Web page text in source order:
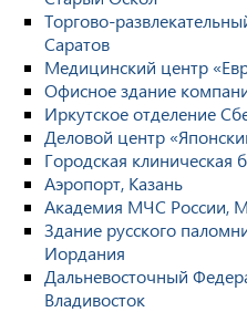
Торгово-
Саратов
Медицинский центр
Офисное здание
Иркутское отделение
Деловой центр
Городская клиническая
Аэропорт, Казань
Академия МЧС России,
Здание русского
Иордания
Дальневосточный
Владивосток